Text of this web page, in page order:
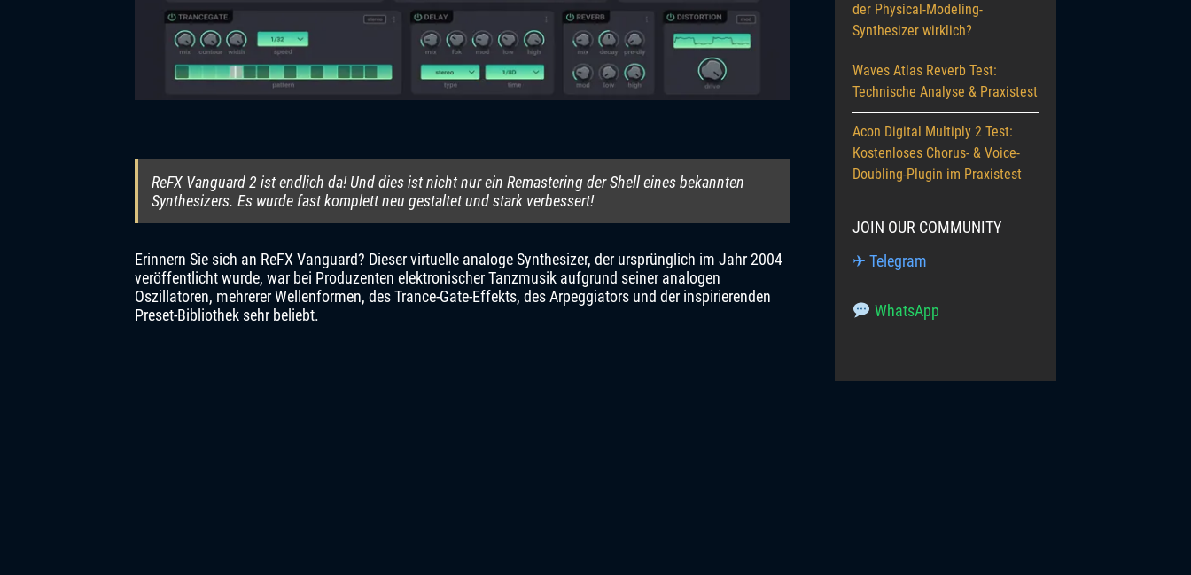
ReFX Vanguard 2 ist endlich da! Und dies ist nicht nur ein Remastering der Shell eines bekannten
Synthesizers. Es wurde fast komplett neu gestaltet und stark verbessert!
Erinnern Sie sich an ReFX Vanguard? Dieser virtuelle analoge Synthesizer, der ursprünglich im Jahr 2004
veröffentlicht wurde, war bei Produzenten elektronischer Tanzmusik aufgrund seiner analogen
Oszillatoren, mehrerer Wellenformen, des Trance-Gate-Effekts, des Arpeggiators und der inspirierenden
Preset-Bibliothek sehr beliebt.
der Physical-Modeling-
Synthesizer wirklich?
Waves Atlas Reverb Test:
Technische Analyse & Praxistest
Acon Digital Multiply 2 Test:
Kostenloses Chorus- & Voice-
Doubling-Plugin im Praxistest
JOIN OUR COMMUNITY
✈ Telegram
WhatsApp